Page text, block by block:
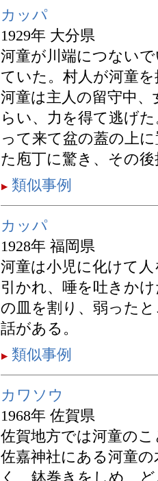
カッパ
1929年 大分県
河童が川端につない
ていた。村人が河童
河童は主人の留守中
らい、力を得て逃げ
って来て盆の蓋の上
た庖丁に驚き、その
類似事例
カッパ
1928年 福岡県
河童は小児に化けて
引かれ、唾を吐きか
の皿を割り、弱った
話がある。
類似事例
カワソウ
1968年 佐賀県
佐賀地方では河童の
佐嘉神社にある河童
く、鉢巻きをしめ、